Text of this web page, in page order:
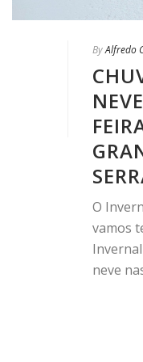
ByAlfredo
O
vamos
neve